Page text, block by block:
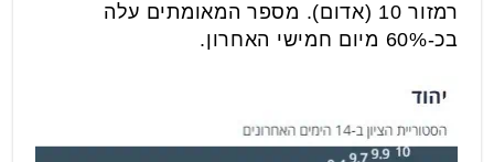
רמזור 10 (אדום). מספר המאומתים עלה
בכ-60% מיום חמישי האחרון.